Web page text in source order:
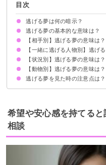
目次
逃げる夢は何の暗示？
逃げる夢の基本的な意味は？
逃げ出したいような悩みがある
初夢で見たらトラブル回避
逃げる夢ばかり見る場合は健
状況によって意味が決まる
【相手別】逃げる夢の意味は？
殺人鬼から逃げる夢【警告夢
ゾンビから逃げる夢【警告夢
警察から逃げる夢【吉夢】
彼氏から逃げる夢【吉夢】
知らない人から逃げる夢【警
家族から逃げる夢【警告夢】
異性から逃げる夢【警告夢】
友達から逃げる夢【警告夢】
元彼から逃げる夢【警告夢】
好きな人から逃げる夢【吉夢
知り合いから逃げる夢【吉夢
蛇から逃げる夢【吉夢】
怖いものから逃げる夢【警告
恐竜から逃げる夢【警告夢】
蜘蛛から逃げる夢【警告夢】
ストーカーから逃げる夢【警
【一緒に逃げる人物別】逃げ
好きな人と逃げる夢【吉夢】
恋人と一緒に逃げる夢の意味
家族と一緒に逃げる夢【吉夢】
友達と一緒に逃げる夢【吉夢】
知らない人と一緒に逃げる夢
芸能人と一緒に逃げる夢【警告
嫌いな人と一緒に逃げる夢【
【状況別】逃げる夢の意味は？
逃げる夢で途中で起きる場合
走って逃げる夢【警告夢】
車で逃げる夢【警告夢】
見つからないように逃げる夢
逃げ切る夢【吉夢】
逃げても逃げられない夢【警告
全速力で逃げる夢【吉夢】
お金を持って逃げる夢【警告夢
事件を起こして逃げる夢【警告
殺されそうになって逃げる夢
逃げながら戦う夢【警告夢】
追いかけられて逃げる夢【警告
悪いことをして逃げる夢【警告
逃げる準備をしている夢【警
竜巻から逃げる夢【吉夢】
津波から逃げる夢【吉夢】
戦争から逃げる夢【警告夢】
逃げて殺される夢【凶夢】
結婚式で逃げる夢【吉夢】
【動物別】逃げる夢の意味は？
猫が逃げる夢【吉夢】
犬が逃げる夢【警告夢】
ムカデが逃げる夢【吉夢・警告
ハムスターが逃げる夢【凶夢】
鳥が逃げる夢【警告夢】
白蛇が逃げる夢【凶夢】
逃げる夢を見た時の注意点は？
十分な休息を取る
警告夢や凶夢の内容を人に話
希望や安心感を持てる
相談